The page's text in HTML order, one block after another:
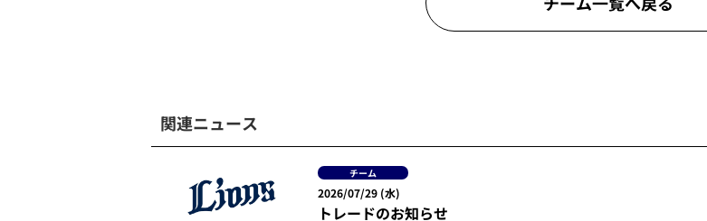
関連ニュース
チーム
2026/07/29 (水)
トレードのお知らせ